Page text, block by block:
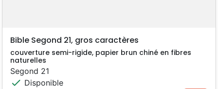
Bible Segond 21, gros caractères
couverture semi-rigide, papier brun chiné en fibres
naturelles
Segond 21
check Disponible